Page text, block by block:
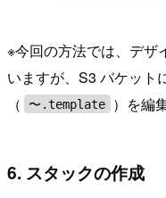
※今回の方法では、デザ
いますが、S3 バケット
（
〜.template ）を編
6. スタックの作成